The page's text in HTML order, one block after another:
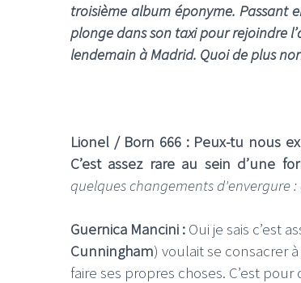
troisième album éponyme. Passant
plonge dans son taxi pour rejoindre
lendemain à Madrid. Quoi de plus
Lionel / Born 666 : Peux-tu nous
C’est assez rare au sein d’une
quelques changements d'envergure
Guernica Mancini : Oui je sais c’est
Cunningham) voulait se consacrer
faire ses propres choses. C’est